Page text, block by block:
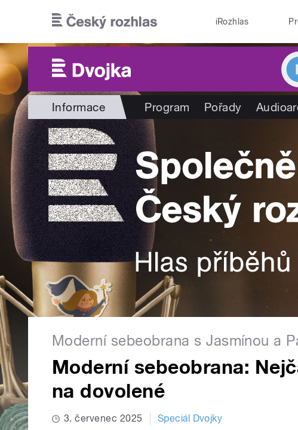
iRozhlas
Informace Program Pořady
Moderní sebeobrana s Jasmínou a
Moderní sebeobrana:
na dovolené
3. červenec 2025 Speciál Dvojky